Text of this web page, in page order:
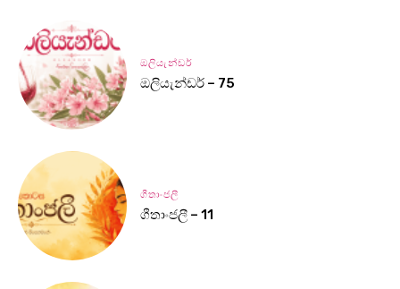
ඔලියැන්ඩර්
ඔලියැන්ඩර් – 75
ගීතාංජලී
ගීතාංජලී – 11